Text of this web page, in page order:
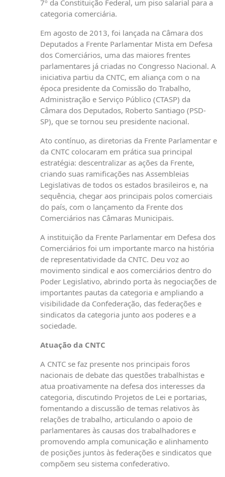
7º da Constituição Federal, um piso salarial para a
categoria comerciária.
Em agosto de 2013, foi lançada na Câmara dos
Deputados a Frente Parlamentar Mista em Defesa
dos Comerciários, uma das maiores frentes
parlamentares já criadas no Congresso Nacional. A
iniciativa partiu da CNTC, em aliança com o na
época presidente da Comissão do Trabalho,
Administração e Serviço Público (CTASP) da
Câmara dos Deputados, Roberto Santiago (PSD-
SP), que se tornou seu presidente nacional.
Ato contínuo, as diretorias da Frente Parlamentar e
da CNTC colocaram em prática sua principal
estratégia: descentralizar as ações da Frente,
criando suas ramificações nas Assembleias
Legislativas de todos os estados brasileiros e, na
sequência, chegar aos principais polos comerciais
do país, com o lançamento da Frente dos
Comerciários nas Câmaras Municipais.
A instituição da Frente Parlamentar em Defesa dos
Comerciários foi um importante marco na história
de representatividade da CNTC. Deu voz ao
movimento sindical e aos comerciários dentro do
Poder Legislativo, abrindo porta às negociações de
importantes pautas da categoria e ampliando a
visibilidade da Confederação, das federações e
sindicatos da categoria junto aos poderes e a
sociedade.
Atuação da CNTC
A CNTC se faz presente nos principais foros
nacionais de debate das questões trabalhistas e
atua proativamente na defesa dos interesses da
categoria, discutindo Projetos de Lei e portarias,
fomentando a discussão de temas relativos às
relações de trabalho, articulando o apoio de
parlamentares às causas dos trabalhadores e
promovendo ampla comunicação e alinhamento
de posições juntos às federações e sindicatos que
compõem seu sistema confederativo.